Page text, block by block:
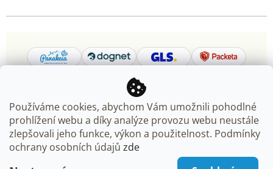
Používáme cookies, abychom Vám umožnili pohodlné
prohlížení webu a díky analýze provozu webu neustále
zlepšovali jeho funkce, výkon a použitelnost. Podmínky
ochrany osobních údajů zde
Copyright 2026Panakeia.cz. Všechna práva vyhrazena.
Upravit nastavení cookies